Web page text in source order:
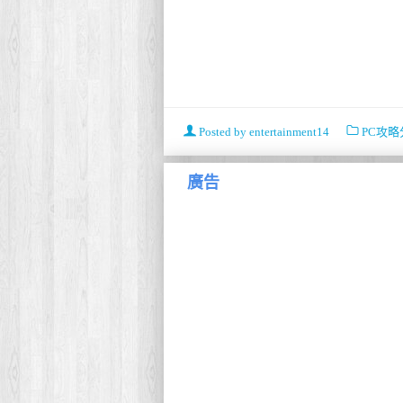
Posted by entertainment14 PC攻略
廣告